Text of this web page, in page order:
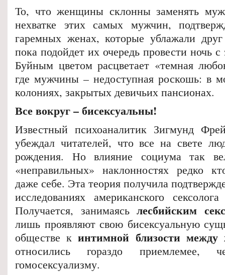
То, что женщины склонны заменять
нехватке этих самых мужчин,
гаремных женах, которые ублажали
пока подойдет их очередь провести ночь
Буйным цветом расцветает «темная
где мужчины – недоступная роскошь: в
колониях, закрытых девичьих пансионах.
Все вокруг – бисексуальны!
Известный психоаналитик Зигмунд
убеждал читателей, что все на свете
рождения. Но влияние социума так
«неправильных» наклонностях редко
даже себе. Эта теория получила
исследованиях американского
Получается, занимаясьлесбийским
лишь проявляют свою бисексуальную
обществе кинтимной близости
относились гораздо
гомосексуализму.